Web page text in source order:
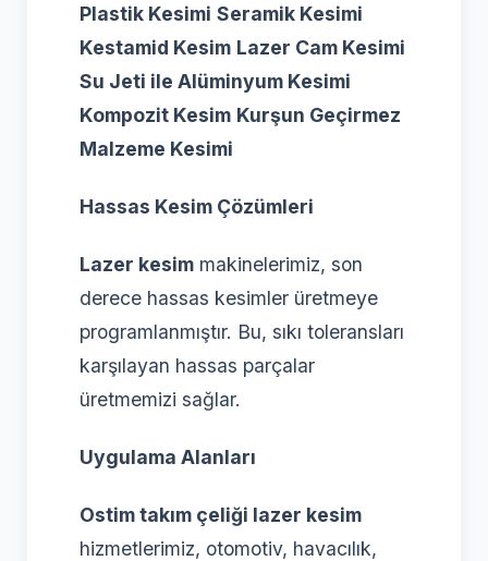
Plastik Kesimi Seramik Kesimi
Kestamid Kesim Lazer Cam Kesimi
Su Jeti ile Alüminyum Kesimi
Kompozit Kesim Kurşun Geçirmez
Malzeme Kesimi
Hassas Kesim Çözümleri
Lazer kesim makinelerimiz, son
derece hassas kesimler üretmeye
programlanmıştır. Bu, sıkı toleransları
karşılayan hassas parçalar
üretmemizi sağlar.
Uygulama Alanları
Ostim takım çeliği lazer kesim
hizmetlerimiz, otomotiv, havacılık,